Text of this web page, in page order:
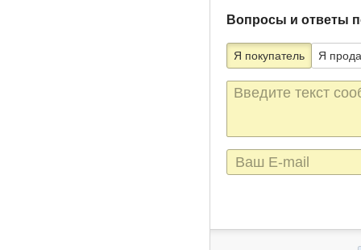
Вопросы и ответы
Я покупатель Я
Текст
сообщения
E-
mail